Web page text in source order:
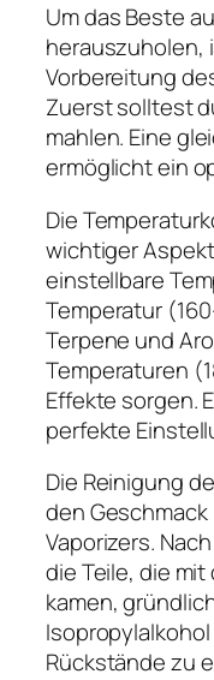
Um das Beste
herauszuholen,
Vorbereitung
Zuerst solltest
mahlen. Eine
ermöglicht ein
Die
wichtiger
einstellbare
Temperatur
Terpene und
Temperaturen
Effekte sorgen.
perfekte
Die Reinigung
den
Vaporizers.
die Teile, die
kamen,
Rückstände zu